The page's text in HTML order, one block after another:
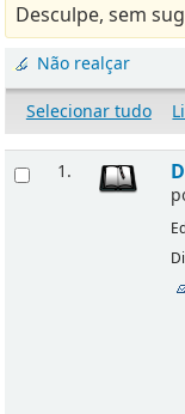
Desculpe, sem
Não realçar
Selecionar tudo
1.